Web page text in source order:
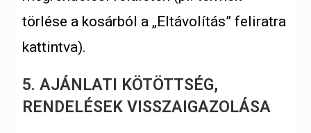
törlése a kosárból a „Eltávolítás” feliratra
kattintva).
5. AJÁNLATI KÖTÖTTSÉG,
RENDELÉSEK VISSZAIGAZOLÁSA